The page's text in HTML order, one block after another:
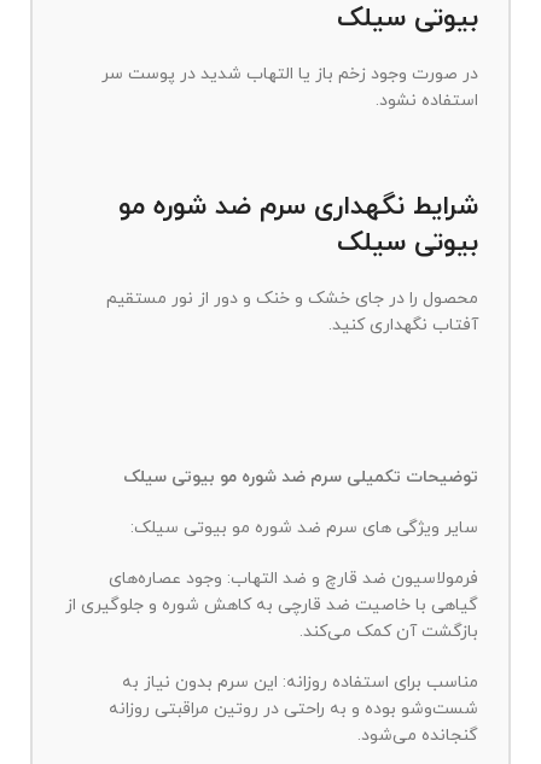
بیوتی سیلک
در صورت وجود زخم باز یا التهاب شدید در پوست سر
استفاده نشود.
شرایط نگهداری سرم ضد شوره مو
بیوتی سیلک
محصول را در جای خشک و خنک و دور از نور مستقیم
آفتاب نگهداری کنید.
توضیحات تکمیلی سرم ضد شوره مو بیوتی سیلک
سایر ویژگی های سرم ضد شوره مو بیوتی سیلک:
فرمولاسیون ضد قارچ و ضد التهاب: وجود عصاره‌های
گیاهی با خاصیت ضد قارچی به کاهش شوره و جلوگیری از
بازگشت آن کمک می‌کند.
مناسب برای استفاده روزانه: این سرم بدون نیاز به
شست‌وشو بوده و به راحتی در روتین مراقبتی روزانه
گنجانده می‌شود.